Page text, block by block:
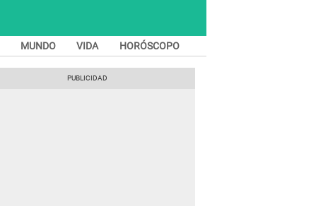
MUNDO VIDA HORÓSCOPO